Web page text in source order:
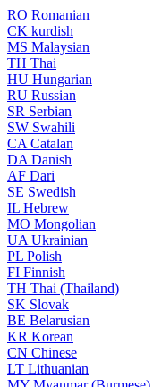
RO Romanian
CK kurdish
MS Malaysian
TH Thai
HU Hungarian
RU Russian
SR Serbian
SW Swahili
CA Catalan
DA Danish
AF Dari
SE Swedish
IL Hebrew
MO Mongolian
UA Ukrainian
PL Polish
FI Finnish
TH Thai (Thailand)
SK Slovak
BE Belarusian
KR Korean
CN Chinese
LT Lithuanian